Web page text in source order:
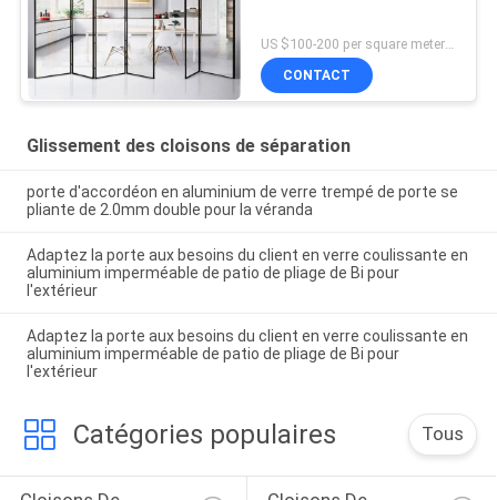
CONTACT
Glissement des cloisons de séparation
porte d'accordéon en aluminium de verre trempé de porte se
pliante de 2.0mm double pour la véranda
Adaptez la porte aux besoins du client en verre coulissante en
aluminium imperméable de patio de pliage de Bi pour
l'extérieur
Adaptez la porte aux besoins du client en verre coulissante en
aluminium imperméable de patio de pliage de Bi pour
l'extérieur
Catégories populaires Tous